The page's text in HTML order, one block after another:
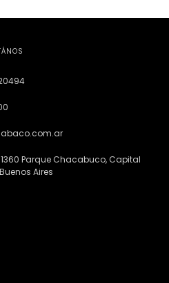
Parque Chacabuco, Capital
Aires